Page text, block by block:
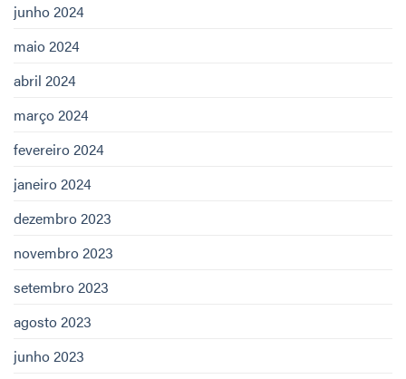
junho 2024
maio 2024
abril 2024
março 2024
fevereiro 2024
janeiro 2024
dezembro 2023
novembro 2023
setembro 2023
agosto 2023
junho 2023